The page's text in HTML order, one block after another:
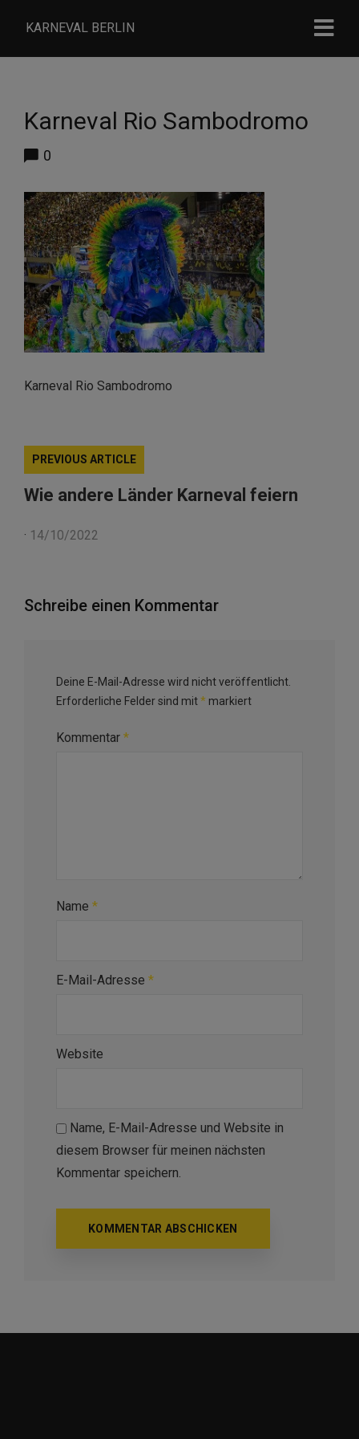
KARNEVAL BERLIN
Karneval Rio Sambodromo
0
Karneval Rio Sambodromo
PREVIOUS ARTICLE
Wie andere Länder Karneval feiern
· 14/10/2022
Schreibe einen Kommentar
Deine E-Mail-Adresse wird nicht veröffentlicht.
Erforderliche Felder sind mit* markiert
Kommentar *
Name *
E-Mail-Adresse *
Website
Name, E-Mail-Adresse und Website in
diesem Browser für meinen nächsten
Kommentar speichern.